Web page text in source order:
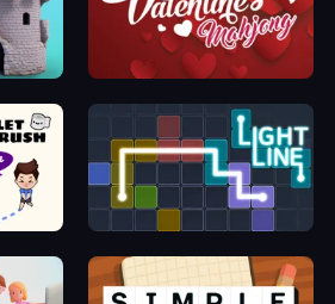
Valentine Mahjong